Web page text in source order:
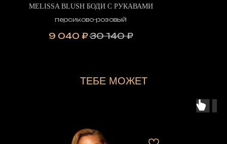
MELISSA BLUSH БОДИ С РУКАВАМИ
персиково-розовый
9 040 ₽30 140 ₽
ТЕБЕ МОЖЕТ